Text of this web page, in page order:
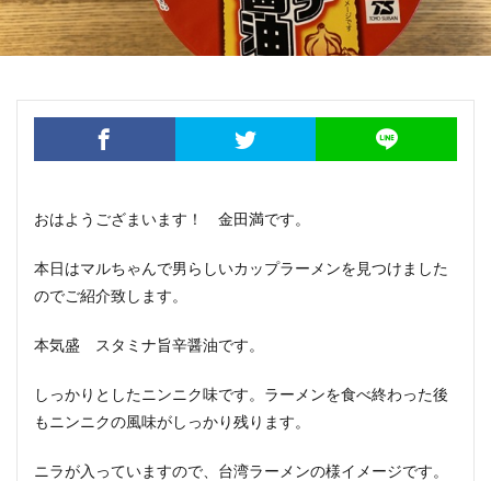
おはようござまいます！ 金田満です。
本日はマルちゃんで男らしいカップラーメンを見つけました
のでご紹介致します。
本気盛 スタミナ旨辛醤油です。
しっかりとしたニンニク味です。ラーメンを食べ終わった後
もニンニクの風味がしっかり残ります。
ニラが入っていますので、台湾ラーメンの様イメージです。